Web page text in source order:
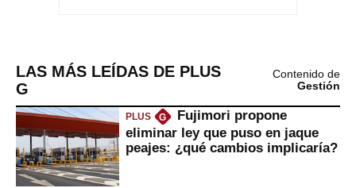
LAS MÁS LEÍDAS DE PLUS
G
Contenido de
Gestión
PLUS G
Fujimori propone
eliminar ley que puso en jaque
peajes: ¿qué cambios implicaría?